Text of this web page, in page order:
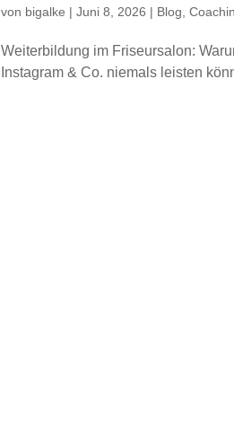
von bigalke |Juni 8, 2026 | Blog ,
Weiterbildung im Friseursalon:
Instagram & Co. niemals leisten